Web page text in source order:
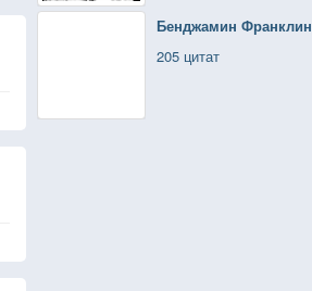
Бенджамин Франклин
205 цитат